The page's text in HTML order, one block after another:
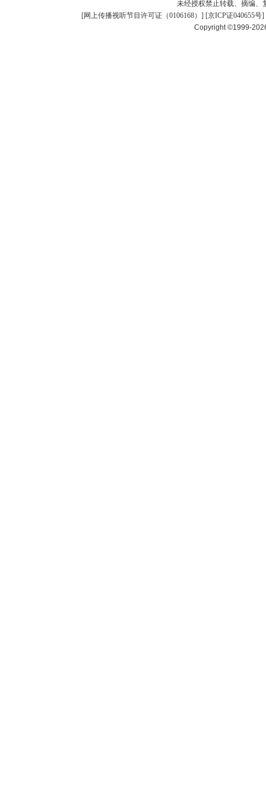
未经授权禁止转载、摘编、
[网上传播视听节目许可证（0106168） ] [京ICP证040655号]
Copyright ©1999-